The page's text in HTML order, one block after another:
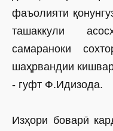
фаъолияти
ташаккули
самараноки
шаҳрвандии
- гуфт Ф.Идизода.
Изҳори боварӣ